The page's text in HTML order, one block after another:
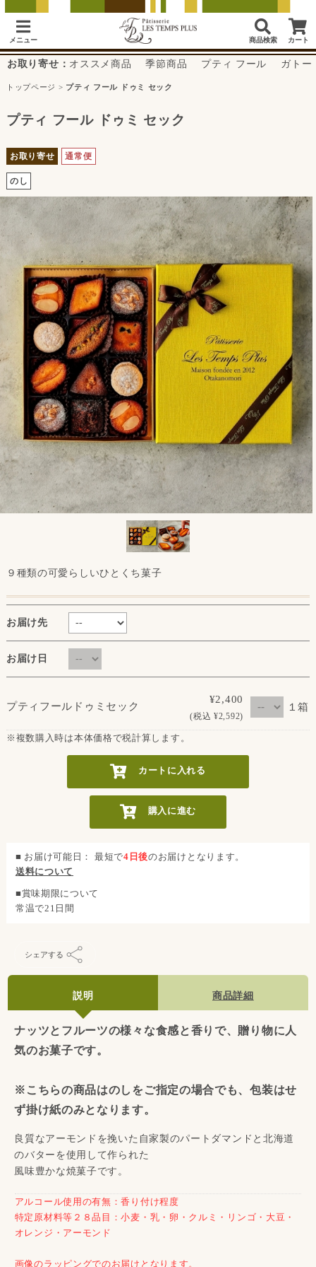
メニュー 商品検索 カート
お取り寄せ： オススメ商品 季節商品 プティ フール ガトー
トップページ > プティ フール ドゥミ セック
プティ フール ドゥミ セック
お取り寄せ 通常便
のし
９種類の可愛らしいひとくち菓子
お届け先
お届け日
プティフールドゥミセック
¥2,400
(税込 ¥2,592)
１箱
※複数購入時は本体価格で税計算します。
カートに入れる
購入に進む
■ お届け可能日： 最短で4日後のお届けとなります。
送料について
■賞味期限について
常温で21日間
シェアする
説明 商品詳細
ナッツとフルーツの様々な食感と香りで、贈り物に人
気のお菓子です。
※こちらの商品はのしをご指定の場合でも、包装はせ
ず掛け紙のみとなります。
良質なアーモンドを挽いた自家製のパートダマンドと北海道
のバターを使用して作られた
風味豊かな焼菓子です。
アルコール使用の有無：香り付け程度
特定原材料等２８品目：小麦・乳・卵・クルミ・リンゴ・大豆・
オレンジ・アーモンド
画像のラッピングでのお届けとなります。